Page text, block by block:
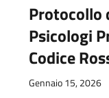
Protocollo
Psicologi
Codice
Gennaio 15, 2026